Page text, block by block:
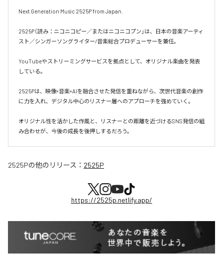
Next Generation Music 2525P from Japan.
2525P（読み：ニコニコピー／またはニコニコプン」は、日本の音楽アーティ
スト／シンガーソングライター/音楽総合プロデューサーを兼任。
YouTubeやストリーミングサービスを拠点として、オリジナル楽曲を発表
している。
2525Pは、映像×音楽×AIを融合させた発信を重ねながら、次世代音楽の創作
に力を入れ、デジタル中心のリスナー層へのアプローチを強めていく。
オリジナル性を活かした作風と、リスナーとの距離を近づけるSNS発信の組
み合わせが、今後の成長を後押しするだろう。
2525Pの他のリリース： 2525P
https://2525p.netlify.app/